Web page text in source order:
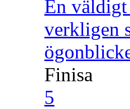
En
verkligen
Finisa
5